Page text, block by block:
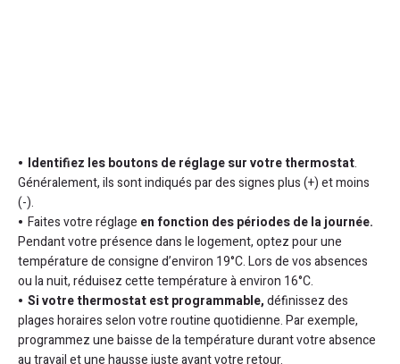
Identifiez les boutons de réglage sur votre thermostat.
Généralement, ils sont indiqués par des signes plus (+) et moins
(-).
Faites votre réglage en fonction des périodes de la journée.
Pendant votre présence dans le logement, optez pour une
température de consigne d’environ 19°C. Lors de vos absences
ou la nuit, réduisez cette température à environ 16°C.
Si votre thermostat est programmable,définissez des
plages horaires selon votre routine quotidienne. Par exemple,
programmez une baisse de la température durant votre absence
au travail et une hausse juste avant votre retour.